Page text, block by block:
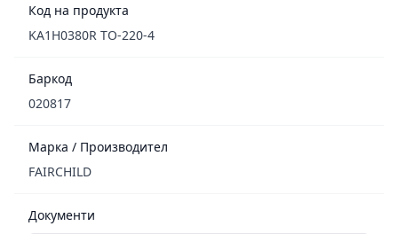
Код на продукта
KA1H0380R TO-220-4
Баркод
020817
Марка / Производител
FAIRCHILD
Документи